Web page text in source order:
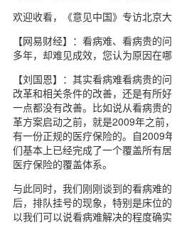
欢迎收看，《意见中国》专访北京
【网易财经】：看病难、看病贵的
多年，却难见成效，您认为原因在哪
【刘国恩】：其实看病难看病贵的
改革和相关条件的改善，还是有所
一点都没有改善。比如说从看病贵
革方案启动之前，就是2009年之前
有一份正规的医疗保险的。自2009
们基本上已经完成了一个覆盖所有
医疗保险的覆盖体系。
与此同时，我们刚刚谈到的看病难
后，排队挂号的现象，特别是床位
以我们可以说看病难解决的程度确